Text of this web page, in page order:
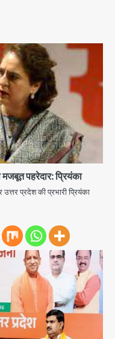
पहरेदार: प्रियंका
प्रदेश की प्रभारी प्रियंका